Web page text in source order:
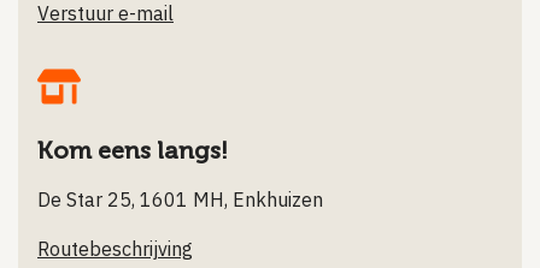
Verstuur e-mail
Kom eens langs!
De Star 25, 1601 MH, Enkhuizen
Routebeschrijving